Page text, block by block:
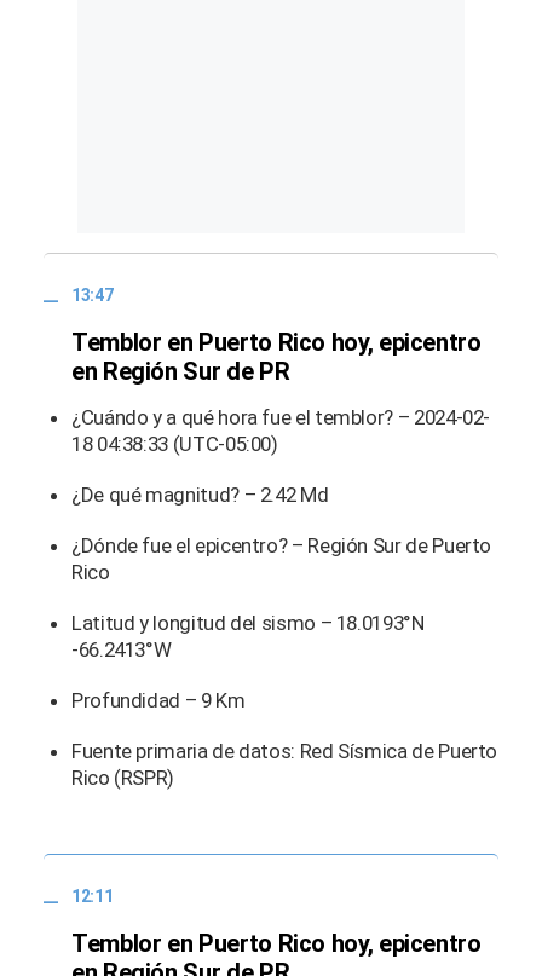
13:47
Temblor en Puerto Rico hoy, epicentro
en Región Sur de PR
¿Cuándo y a qué hora fue el temblor? – 2024-02-
18 04:38:33 (UTC-05:00)
¿De qué magnitud? – 2.42 Md
¿Dónde fue el epicentro? – Región Sur de Puerto
Rico
Latitud y longitud del sismo – 18.0193°N
-66.2413°W
Profundidad – 9 Km
Fuente primaria de datos: Red Sísmica de Puerto
Rico (RSPR)
12:11
Temblor en Puerto Rico hoy, epicentro